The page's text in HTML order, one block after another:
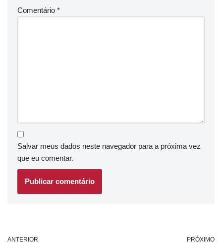
Comentário *
Salvar meus dados neste navegador para a próxima vez
que eu comentar.
ANTERIOR PRÓXIMO